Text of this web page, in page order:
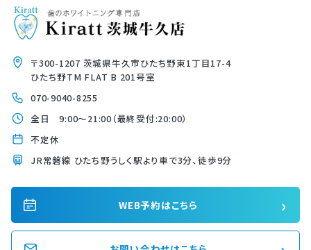
〒300-1207 茨城県牛久市ひたち野東1丁目17-4
ひたち野TM FLAT B 201号室
070-9040-8255
全日 9:00〜21:00（最終受付:20:00）
不定休
JR常磐線 ひたち野うしく駅より車で3分、徒歩9分
WEB予約はこちら ›